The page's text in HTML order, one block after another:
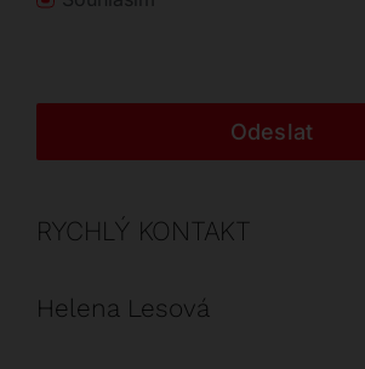
Odeslat
RYCHLÝ KONTAKT
Helena Lesová